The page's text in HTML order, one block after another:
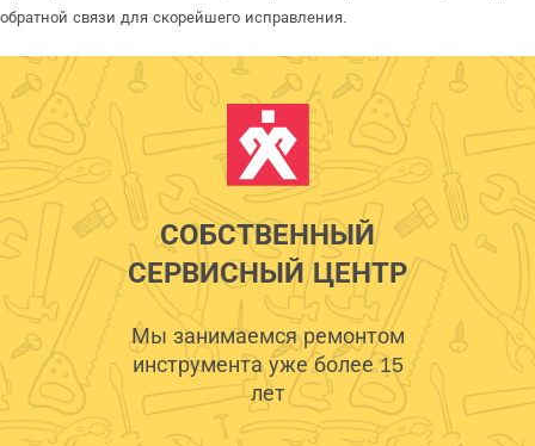
обратной связи для скорейшего исправления.
СОБСТВЕННЫЙ
СЕРВИСНЫЙ ЦЕНТР
Мы занимаемся ремонтом
инструмента уже более 15
лет